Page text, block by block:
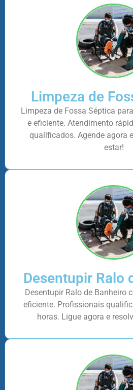
Limpeza de
Limpeza de Fossa Séptica
e eficiente. Atendimento
qualificados. Agende agora
estar!
Desentupir Ralo
Desentupir Ralo de Banheiro
eficiente. Profissionais
horas. Ligue agora e